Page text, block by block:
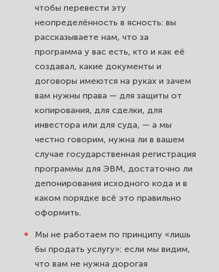
чтобы перевести эту
неопределённость в ясность: вы
рассказываете нам, что за
программа у вас есть, кто и как её
создавал, какие документы и
договоры имеются на руках и зачем
вам нужны права — для защиты от
копирования, для сделки, для
инвестора или для суда, — а мы
честно говорим, нужна ли в вашем
случае государственная регистрация
программы для ЭВМ, достаточно ли
депонирования исходного кода и в
каком порядке всё это правильно
оформить.
Мы не работаем по принципу «лишь
бы продать услугу»: если мы видим,
что вам не нужна дорогая